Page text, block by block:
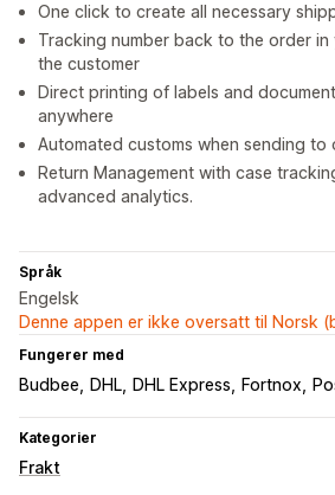
One click to create all necessary
Tracking number back to the order
the customer
Direct printing of labels and
anywhere
Automated customs when sending to
Return Management with case
advanced analytics.
Språk
Engelsk
Denne appen er ikke oversatt til Norsk
Fungerer med
Budbee DHL DHL Express Fortnox
Kategorier
Frakt